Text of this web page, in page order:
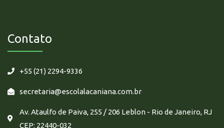
Contato
+55 (21) 2294-9336
secretaria@escolalacaniana.com.br
Av. Ataulfo de Paiva, 255 / 206 Leblon - Rio de Janeiro, RJ
CEP: 22440-032